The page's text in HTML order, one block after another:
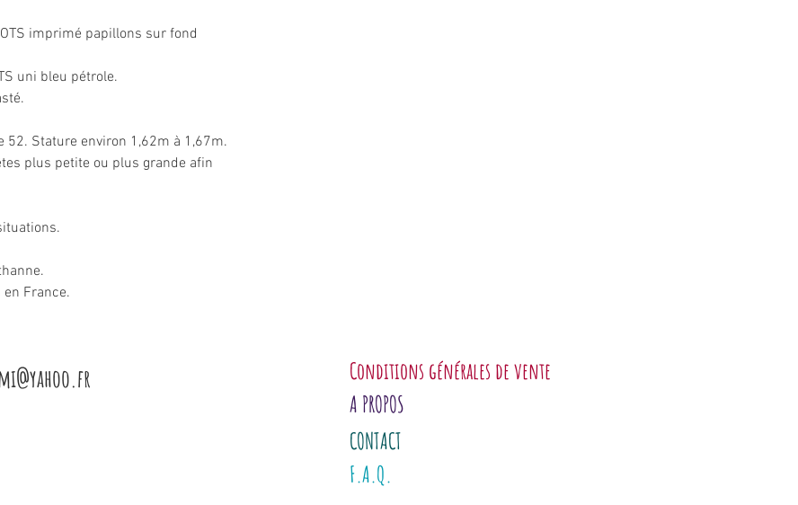
imprimé papillons sur fond
uni bleu pétrole.
52. Stature environ 1,62m à 1,67m.
plus petite ou plus grande afin
France.
Conditions générales de vente
A PROPOS
CONTACT
F.A.Q.